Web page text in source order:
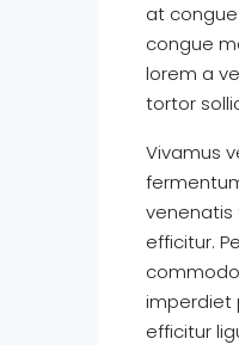
at
congue
lorem a
tortor
Vivamus
venenatis
efficitur.
imperdiet
efficitur